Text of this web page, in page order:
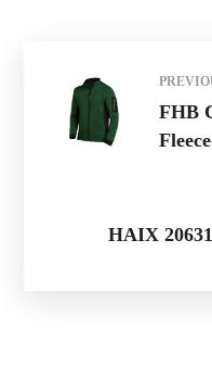
FHB
HAIX